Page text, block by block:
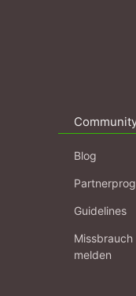
Blog
Guidelines
Missbrauch
melden